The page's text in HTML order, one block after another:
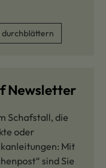
durchblättern
Newsletter
Schafstall, die
oder
Mit
sind Sie